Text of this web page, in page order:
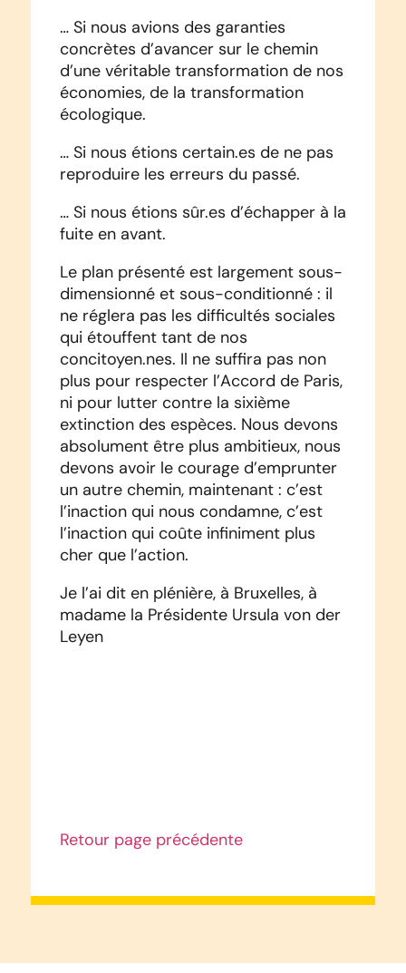
… Si nous avions des garanties
concrètes d’avancer sur le chemin
d’une véritable transformation de nos
économies, de la transformation
écologique.
… Si nous étions certain.es de ne pas
reproduire les erreurs du passé.
… Si nous étions sûr.es d’échapper à la
fuite en avant.
Le plan présenté est largement sous-
dimensionné et sous-conditionné : il
ne réglera pas les difficultés sociales
qui étouffent tant de nos
concitoyen.nes. Il ne suffira pas non
plus pour respecter l’Accord de Paris,
ni pour lutter contre la sixième
extinction des espèces. Nous devons
absolument être plus ambitieux, nous
devons avoir le courage d’emprunter
un autre chemin, maintenant : c’est
l’inaction qui nous condamne, c’est
l’inaction qui coûte infiniment plus
cher que l’action.
Je l’ai dit en plénière, à Bruxelles, à
madame la Présidente Ursula von der
Leyen
Retour page précédente